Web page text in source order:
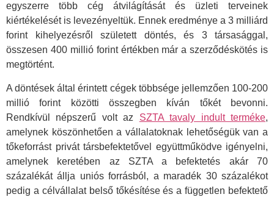
egyszerre több cég átvilágítását és üzleti terveinek
kiértékelését is levezényeltük. Ennek eredménye a 3 milliárd
forint kihelyezésről született döntés, és 3 társasággal,
összesen 400 millió forint értékben már a szerződéskötés is
megtörtént.
A döntések által érintett cégek többsége jellemzően 100-200
millió forint közötti összegben kíván tőkét bevonni.
Rendkívül népszerű volt az SZTA tavaly indult terméke,
amelynek köszönhetően a vállalatoknak lehetőségük van a
tőkeforrást privát társbefektetővel együttműködve igényelni,
amelynek keretében az SZTA a befektetés akár 70
százalékát állja uniós forrásból, a maradék 30 százalékot
pedig a célvállalat belső tőkésítése és a független befektető